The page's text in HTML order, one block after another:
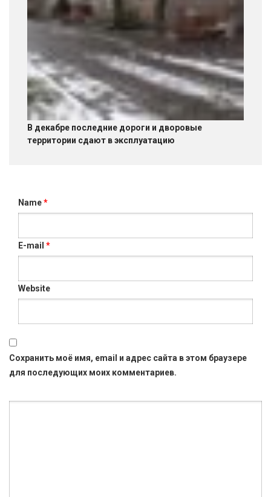
В декабре последние дороги и дворовые
территории сдают в эксплуатацию
Name*
E-mail *
Website
Сохранить моё имя, email и адрес сайта в этом браузере
для последующих моих комментариев.